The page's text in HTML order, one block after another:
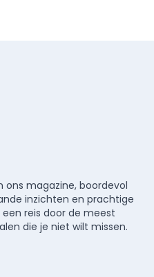
magazine, boordevol
inzichten en prachtige
reis door de meest
die je niet wilt missen.